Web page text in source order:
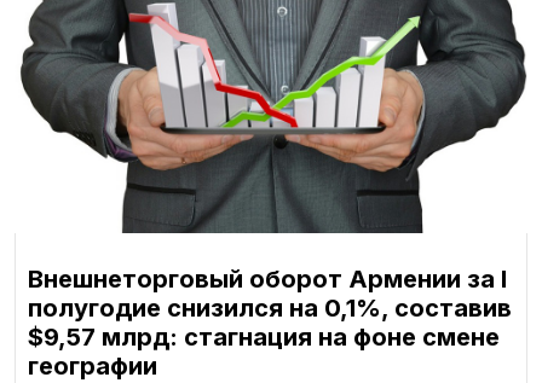
Внешнеторговый оборот Армении за I
полугодие снизился на 0,1%, составив
$9,57 млрд: стагнация на фоне смене
географии